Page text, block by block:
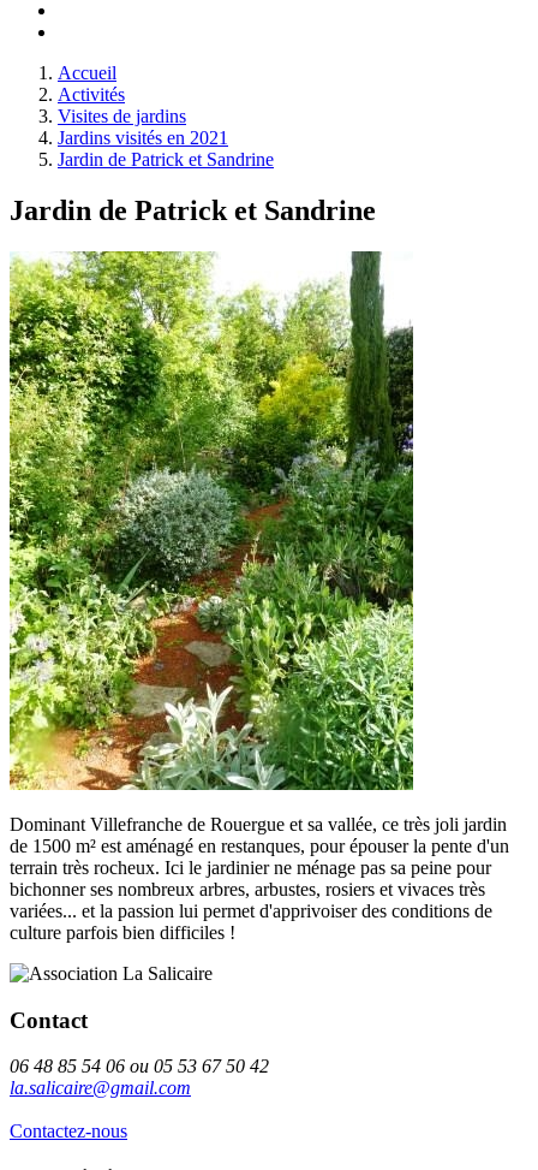
Accueil
Activités
Visites de jardins
Jardins visités en 2021
Jardin de Patrick et Sandrine
Jardin de Patrick et Sandrine
Dominant Villefranche de Rouergue et sa vallée, ce très joli jardin
de 1500 m² est aménagé en restanques, pour épouser la pente d'un
terrain très rocheux. Ici le jardinier ne ménage pas sa peine pour
bichonner ses nombreux arbres, arbustes, rosiers et vivaces très
variées... et la passion lui permet d'apprivoiser des conditions de
culture parfois bien difficiles !
Contact
06 48 85 54 06 ou 05 53 67 50 42
la.salicaire@gmail.com
Contactez-nous